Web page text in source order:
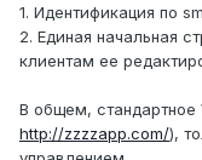
1. Идентификация по
2. Единая начальная
клиентам ее
В общем, стандартное
http://zzzzapp.com/),